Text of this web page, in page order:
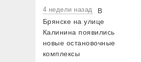
4 недели назад
В
Брянске на улице
Калинина появились
новые остановочные
комплексы